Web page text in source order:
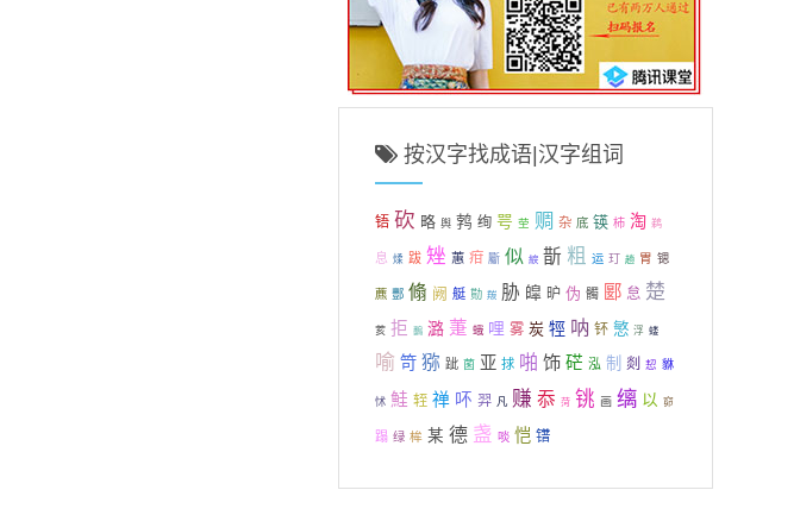
按汉字找成语|汉字组词
铻 砍 略 舆 鹁 绚 咢 茔 赒 杂 底 锳 杮 淘 鹈
息 煣 跋 矬 蕙 疳 斸 似 綟 斮 粗 运 玎 趟 胃 锶
藨 酆 翛 阙 艇 勚 羰 胁 皡 昈 伪 髑 郾 怠 楚
荄 拒 鷭 潞 萐 蛾 哩 雾 炭 牼 呐 钚 慜 浮 蝼
喻 笴 猕 跐 菌 亚 捄 啪 饰 硭 泓 制 剡 恝 貅
怵 鮭 轾 禅 吥 羿 凡 赚 忝 菏 铫 画 缡 以 窌
蹋 绿 桙 某 德 盏 啖 恺 镨